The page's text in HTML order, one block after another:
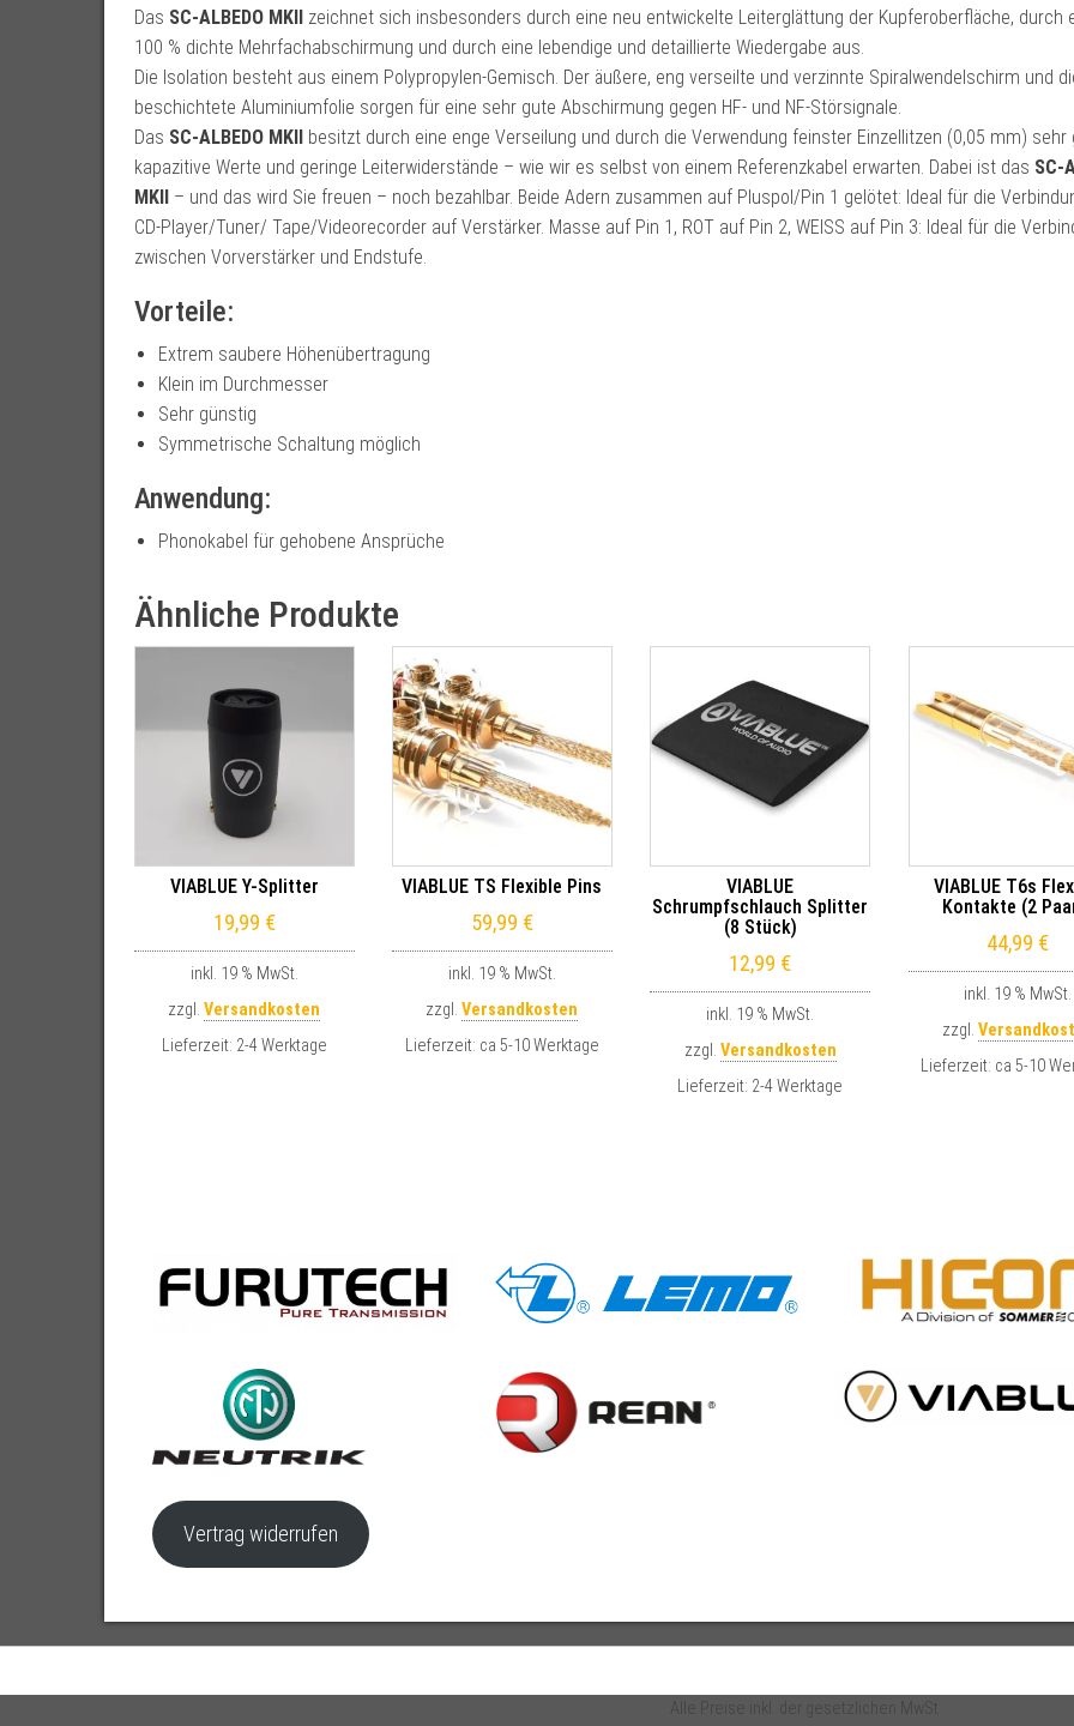
Das SC-ALBEDO MKII zeichnet sich insbesonders durch eine neu entwickelte Leiterglättung der Kupferoberfläche, durch
100 % dichte Mehrfachabschirmung und durch eine lebendige und detaillierte Wiedergabe aus.
Die Isolation besteht aus einem Polypropylen-Gemisch. Der äußere, eng verseilte und verzinnte Spiralwendelschirm und
beschichtete Aluminiumfolie sorgen für eine sehr gute Abschirmung gegen HF- und NF-Störsignale.
Das SC-ALBEDO MKII besitzt durch eine enge Verseilung und durch die Verwendung feinster Einzellitzen (0,05 mm) sehr
kapazitive Werte und geringe Leiterwiderstände – wie wir es selbst von einem Referenzkabel erwarten. Dabei ist das SC-
MKII – und das wird Sie freuen – noch bezahlbar. Beide Adern zusammen auf Pluspol/Pin 1 gelötet: Ideal für die
CD-Player/Tuner/ Tape/Videorecorder auf Verstärker. Masse auf Pin 1, ROT auf Pin 2, WEISS auf Pin 3: Ideal für die
zwischen Vorverstärker und Endstufe.
Vorteile:
Extrem saubere Höhenübertragung
Klein im Durchmesser
Sehr günstig
Symmetrische Schaltung möglich
Anwendung:
Phonokabel für gehobene Ansprüche
Ähnliche Produkte
VIABLUE Y-Splitter
19,99 €
inkl. 19 % MwSt.
zzgl.Versandkosten
Lieferzeit: 2-4 Werktage
VIABLUE TS Flexible Pins
59,99 €
inkl. 19 % MwSt.
zzgl.Versandkosten
Lieferzeit: ca 5-10 Werktage
VIABLUE
Schrumpfschlauch Splitter
(8 Stück)
12,99 €
inkl. 19 % MwSt.
zzgl. Versandkosten
Lieferzeit: 2-4 Werktage
VIABLUE T6s
Kontakte (2
44,99 €
inkl. 19 % MwSt.
zzgl.
Lieferzeit: ca 5-10
Vertrag widerrufen
Alle Preise inkl. der gesetzlichen MwSt.